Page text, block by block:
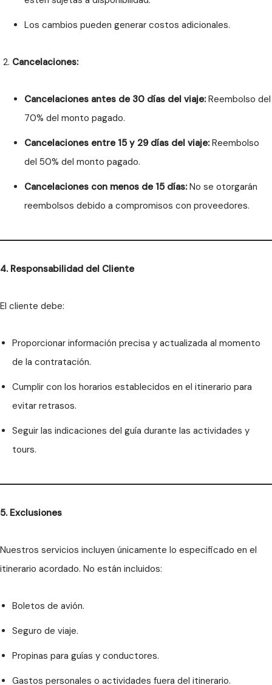
Los cambios pueden generar costos adicionales.
Cancelaciones:
Cancelaciones antes de 30 días del viaje: Reembolso del
70% del monto pagado.
Cancelaciones entre 15 y 29 días del viaje: Reembolso
del 50% del monto pagado.
Cancelaciones con menos de 15 días: No se otorgarán
reembolsos debido a compromisos con proveedores.
4. Responsabilidad del Cliente
El cliente debe:
Proporcionar información precisa y actualizada al momento
de la contratación.
Cumplir con los horarios establecidos en el itinerario para
evitar retrasos.
Seguir las indicaciones del guía durante las actividades y
tours.
5. Exclusiones
Nuestros servicios incluyen únicamente lo especificado en el
itinerario acordado. No están incluidos:
Boletos de avión.
Seguro de viaje.
Propinas para guías y conductores.
Gastos personales o actividades fuera del itinerario.